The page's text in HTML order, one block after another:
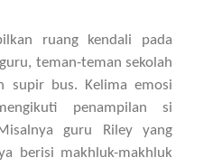
ruang kendali pada
teman-teman sekolah
supir bus. Kelima emosi
penampilan si
guru Riley yang
berisi makhluk-makhluk